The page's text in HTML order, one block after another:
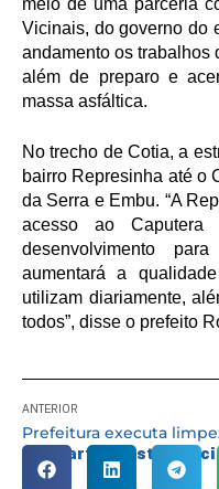
Vicinais, do governo do
andamento os trabalhos
além de preparo e
massa asfáltica.
No trecho de Cotia, a
bairro Represinha até o
da Serra e Embu. “A
acesso ao
desenvolvimento
aumentará a
utilizam diariamente,
todos”, disse o prefeito
ANTERIOR
Compartilhe esta